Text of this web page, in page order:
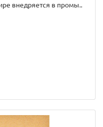
внедряется в промы..